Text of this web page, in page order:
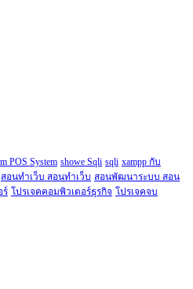
POS System showe Sqli sqli xampp กับ
สอนทำเว็บ สอนทำเว็บ สอนพัฒนาระบบ สอน
ร์ โปรเจคคอมพิวเตอร์ธุรกิจ โปรเจคจบ